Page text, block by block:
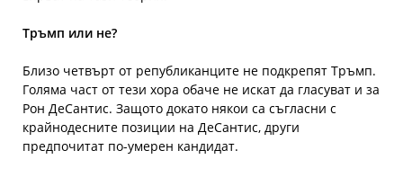
Тръмп или не?
Близо четвърт от републиканците не подкрепят Тръмп.
Голяма част от тези хора обаче не искат да гласуват и за
Рон ДеСантис. Защото докато някои са съгласни с
крайнодесните позиции на ДеСантис, други
предпочитат по-умерен кандидат.